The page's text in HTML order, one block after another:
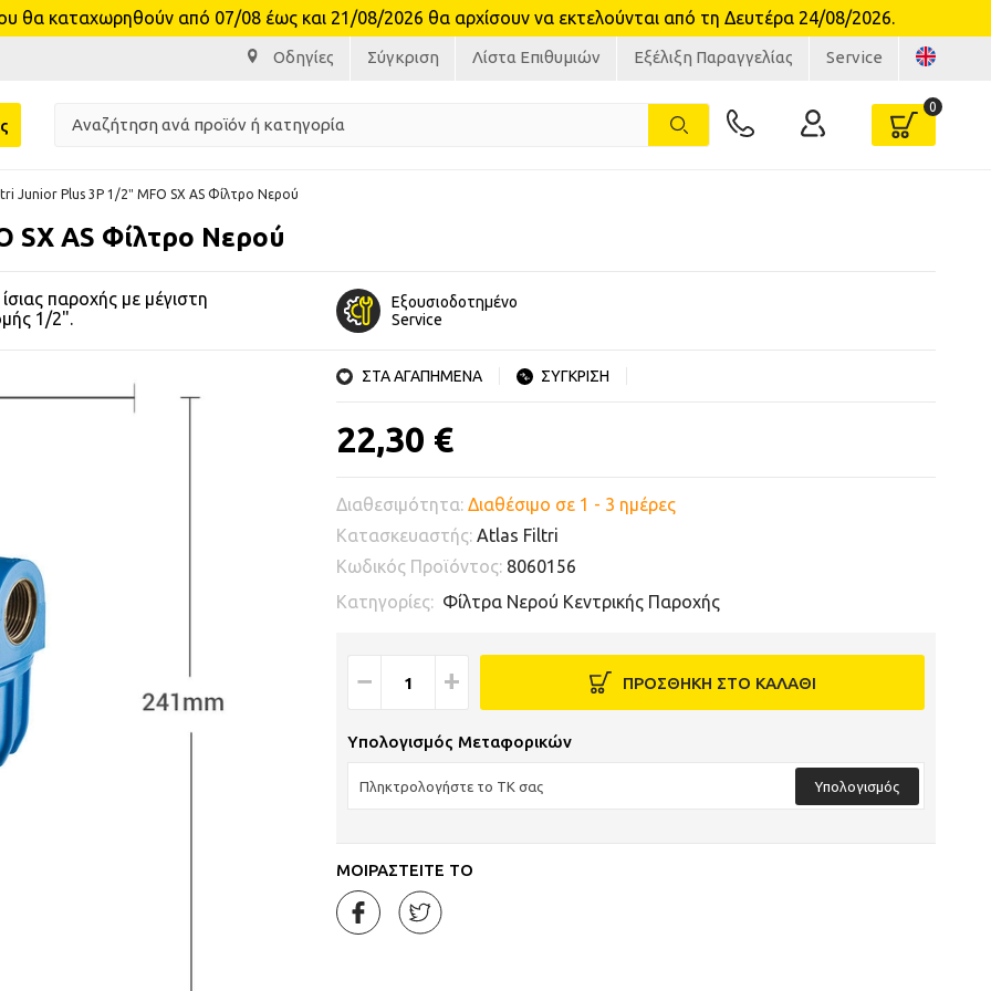
καταχωρηθούν από 07/08 έως και 21/08/2026 θα αρχίσουν να εκτελούνται από τη Δευτέρα 24/08/2026.
Οδηγίες Σύγκριση Λίστα Επιθυμιών Εξέλιξη Παραγγελίας Service
Junior Plus 3P 1/2″ MFO SX AS Φίλτρο Νερού
SX AS Φίλτρο Νερού
παροχής με μέγιστη
1/2".
Εξουσιοδοτημένο
Service
ΣΤΑ ΑΓΑΠΗΜΕΝΑ ΣΥΓΚΡΙΣΗ
22,30 €
Διαθεσιμότητα: Διαθέσιμο σε 1 - 3 ημέρες
Κατασκευαστής: Atlas Filtri
Κωδικός Προϊόντος: 8060156
Κατηγορίες: Φίλτρα Νερού Κεντρικής Παροχής
− + ΠΡΟΣΘΗΚΗ ΣΤΟ ΚΑΛΑΘΙ
Υπολογισμός Μεταφορικών
Υπολογισμός
ΜΟΙΡΑΣΤΕΙΤΕ ΤΟ